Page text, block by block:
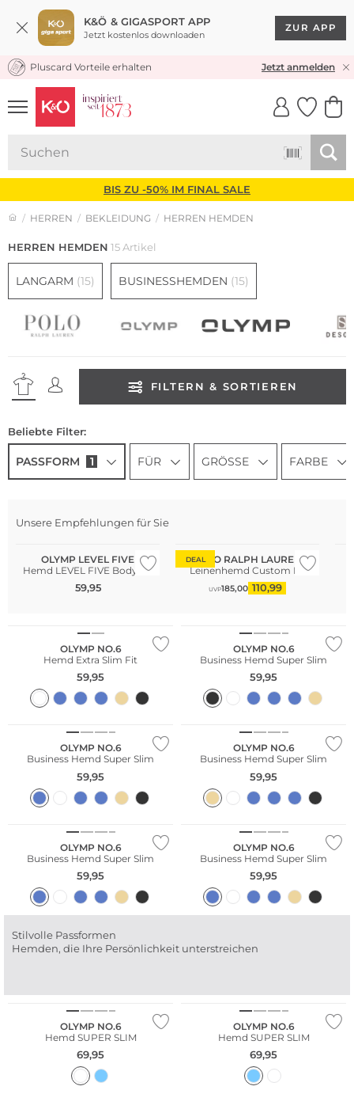
K&Ö & GIGASPORT APP
Jetzt kostenlos downloaden
ZUR APP
KOSTENLOSER VERSAND* & RÜCKVERSAND
Pluscard Vorteile erhalten Jetzt anmelden
UNSERE APP
CLICK &
BIS ZU -50% IM FINAL SALE
HERREN BEKLEIDUNG HERREN HEMDEN
HERREN HEMDEN 15 Artikel
LANGARM (15) BUSINESSHEMDEN (15)
FILTERN & SORTIEREN
Beliebte Filter:
PASSFORM 1 FÜR GRÖSSE FARBE
Unsere Empfehlungen für Sie
Bestseller
OLYMP LEVEL FIVE
Hemd LEVEL FIVE Body Fit
59,95
DEALPOLO RALPH LAUREN
Leinenhemd Custom Fit
UVP185,00 110,99
OLYMP NO.6
Hemd Extra Slim Fit
59,95
Große Größen
OLYMP NO.6
Business Hemd Super Slim
59,95
Große Größen
Nachhaltig
OLYMP NO.6
Business Hemd Super Slim
59,95
Große Größen
Nachhaltig
OLYMP NO.6
Business Hemd Super Slim
59,95
Große Größen
Nachhaltig
OLYMP NO.6
Business Hemd Super Slim
59,95
Große Größen
Nachhaltig
OLYMP NO.6
Business Hemd Super Slim
59,95
Stilvolle Passformen
Hemden, die Ihre Persönlichkeit unterstreichen
OLYMP NO.6
Hemd SUPER SLIM
69,95
OLYMP NO.6
Hemd SUPER SLIM
69,95